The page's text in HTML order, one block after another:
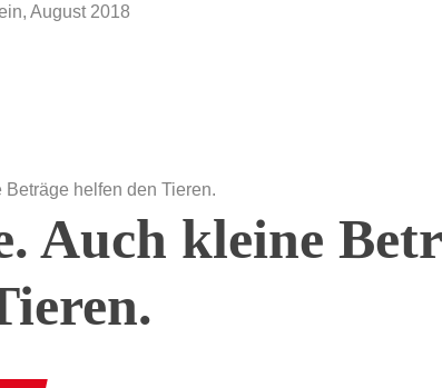
August 2018
Auch kleine